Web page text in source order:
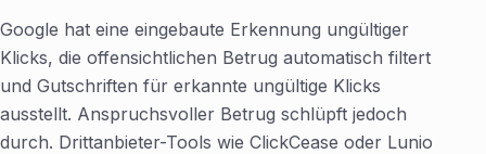
Google hat eine eingebaute Erkennung ungültiger
Klicks, die offensichtlichen Betrug automatisch filtert
und Gutschriften für erkannte ungültige Klicks
ausstellt. Anspruchsvoller Betrug schlüpft jedoch
durch. Drittanbieter-Tools wie ClickCease oder Lunio